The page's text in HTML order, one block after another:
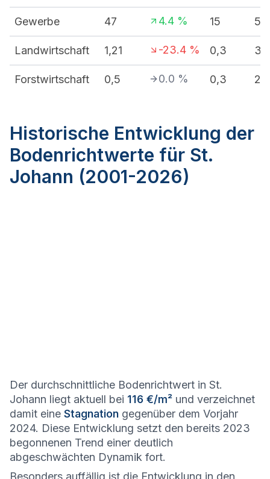
Gewerbe 47 4.4 % 15 55
Landwirtschaft 1,21 -23.4 % 0,3
Forstwirtschaft 0,5 0.0 % 0,3 20
Historische Entwicklung der
Bodenrichtwerte für St.
Johann (2001-2026)
Der durchschnittliche Bodenrichtwert in St.
Johann liegt aktuell bei 116 €/m² und verzeichnet
damit eine Stagnation gegenüber dem Vorjahr
2024. Diese Entwicklung setzt den bereits 2023
begonnenen Trend einer deutlich
abgeschwächten Dynamik fort.
Besonders auffällig ist die Entwicklung in den